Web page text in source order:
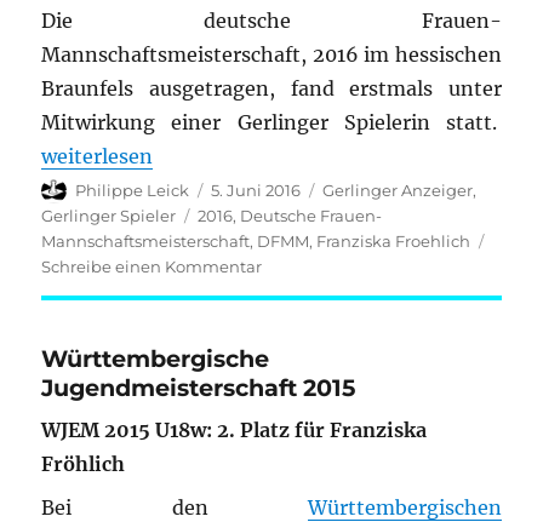
Die deutsche Frauen-
Mannschaftsmeisterschaft, 2016 im hessischen
Braunfels ausgetragen, fand erstmals unter
Mitwirkung einer Gerlinger Spielerin statt.
„Deutsche Frauen-Mannschaftsmeisterschaft mit
weiterlesen
Autor
Philippe Leick
Veröffentlicht
am
5. Juni 2016 Kategorien
Gerlinger Anzeiger,
Gerlinger Spieler
Schlagwörter
2016, Deutsche Frauen-
Mannschaftsmeisterschaft, DFMM, Franziska Froehlich
Schreibe einen Kommentarzu
Deutsche
mit
Gerlinger
Spielerin
Württembergische
Jugendmeisterschaft 2015
WJEM 2015 U18w: 2. Platz für Franziska
Fröhlich
Bei denWürttembergischen